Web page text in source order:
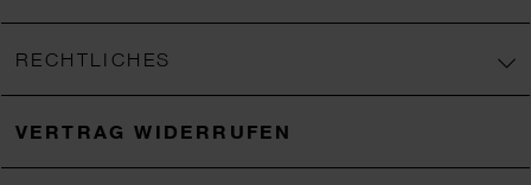
RECHTLICHES
VERTRAG WIDERRUFEN